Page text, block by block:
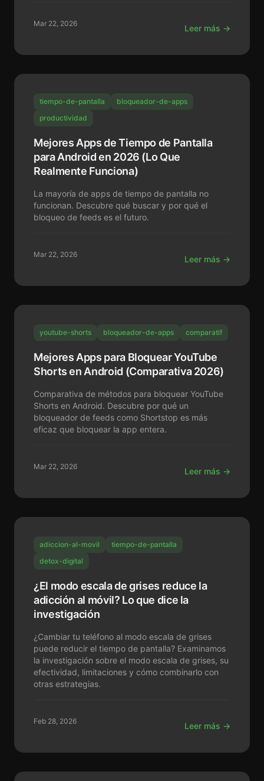
Mar 22, 2026 Leer más →
tiempo-de-pantalla
bloqueador-de-apps
productividad
Mejores Apps de Tiempo de Pantalla
para Android en 2026 (Lo Que
Realmente Funciona)
La mayoría de apps de tiempo de pantalla no
funcionan. Descubre qué buscar y por qué el
bloqueo de feeds es el futuro.
Mar 22, 2026 Leer más →
youtube-shorts bloqueador-de-apps comparatif
Mejores Apps para Bloquear YouTube
Shorts en Android (Comparativa 2026)
Comparativa de métodos para bloquear YouTube
Shorts en Android. Descubre por qué un
bloqueador de feeds como Shortstop es más
eficaz que bloquear la app entera.
Mar 22, 2026 Leer más →
adiccion-al-movil
tiempo-de-pantalla
detox-digital
¿El modo escala de grises reduce la
adicción al móvil? Lo que dice la
investigación
¿Cambiar tu teléfono al modo escala de grises
puede reducir el tiempo de pantalla? Examinamos
la investigación sobre el modo escala de grises, su
efectividad, limitaciones y cómo combinarlo con
otras estrategias.
Feb 28, 2026 Leer más →